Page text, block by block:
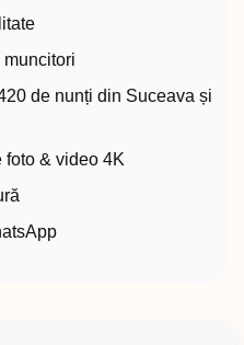
de nunți din Suceava și
& video 4K